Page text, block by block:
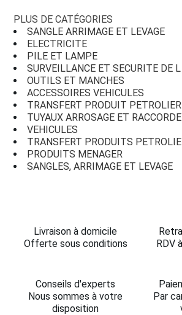
PLUS DE CATÉGORIES
SANGLE ARRIMAGE ET LEVAGE
ELECTRICITE
PILE ET LAMPE
SURVEILLANCE ET SECURITE DE
OUTILS ET MANCHES
ACCESSOIRES VEHICULES
TRANSFERT PRODUIT PETROLIER
TUYAUX ARROSAGE ET
VEHICULES
TRANSFERT PRODUITS
PRODUITS MENAGER
SANGLES, ARRIMAGE ET LEVAGE
Livraison à domicile
Offerte sous conditions
RDV
Conseils d'experts
Nous sommes à votre
disposition
Par